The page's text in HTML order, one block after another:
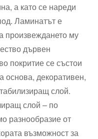
а като се нареди
Ламинатът е
произвеждането му
дървен
покритие се състои
основа, декоративен,
слой.
слой – по
разнообразие от
възможност за